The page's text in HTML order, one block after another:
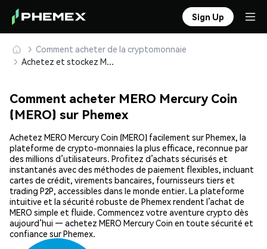
Sign Up
Comment acheter de la cryptomonnaie
Achetez et stockez MERO Mercury Coin (MERO) en toute sécurité
Comment acheter MERO Mercury Coin
(MERO) sur Phemex
Achetez MERO Mercury Coin (MERO) facilement sur Phemex, la
plateforme de crypto-monnaies la plus efficace, reconnue par
des millions d’utilisateurs. Profitez d’achats sécurisés et
instantanés avec des méthodes de paiement flexibles, incluant
cartes de crédit, virements bancaires, fournisseurs tiers et
trading P2P, accessibles dans le monde entier. La plateforme
intuitive et la sécurité robuste de Phemex rendent l’achat de
MERO simple et fluide. Commencez votre aventure crypto dès
aujourd’hui — achetez MERO Mercury Coin en toute sécurité et
confiance sur Phemex.